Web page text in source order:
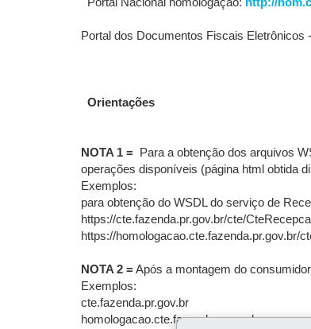
Portal dos Documentos Fiscais Eletrônicos
Orientações
NOTA 1 = Para a obtenção dos arquivos
operações disponíveis (página html obtida
Exemplos:
para obtenção do WSDL do serviço de
https://cte.fazenda.pr.gov.br/cte/
https://homologacao.cte.fazenda.pr.gov.br/
NOTA 2 =Após a montagem do
Exemplos:
cte.fazenda.pr.gov.br
homologacao.cte.fazenda.pr.gov.br